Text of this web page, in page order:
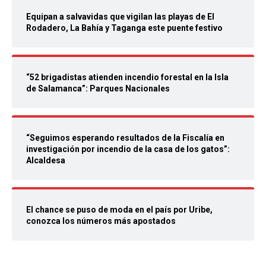
Equipan a salvavidas que vigilan las playas de El
Rodadero, La Bahía y Taganga este puente festivo
“52 brigadistas atienden incendio forestal en la Isla
de Salamanca”: Parques Nacionales
“Seguimos esperando resultados de la Fiscalía en
investigación por incendio de la casa de los gatos”:
Alcaldesa
El chance se puso de moda en el país por Uribe,
conozca los números más apostados